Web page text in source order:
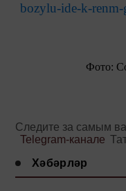
bozylu-ide-k-
Фото:
Следите за самым
Telegram-канале
Хәбәрләр